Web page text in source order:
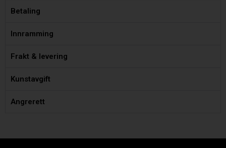
Betaling
Innramming
Frakt & levering
Kunstavgift
Angrerett